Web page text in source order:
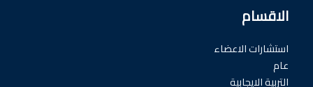
الاقسام
استشارات الاعضاء
عام
التربية الايجابية